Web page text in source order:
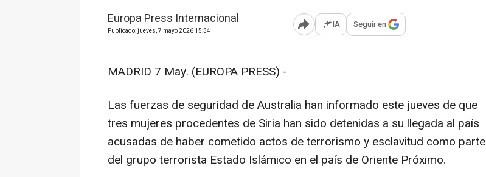
Europa Press Internacional
Publicado: jueves, 7 mayo 2026 15:34 Abrir opciones para compartir
IA Seguir en
MADRID 7 May. (EUROPA PRESS) -
Las fuerzas de seguridad de Australia han informado este jueves de que
tres mujeres procedentes de Siria han sido detenidas a su llegada al país
acusadas de haber cometido actos de terrorismo y esclavitud como parte
del grupo terrorista Estado Islámico en el país de Oriente Próximo.